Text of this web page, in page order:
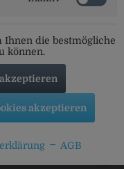
Ihnen die bestmögliche
können.
akzeptieren
AGB